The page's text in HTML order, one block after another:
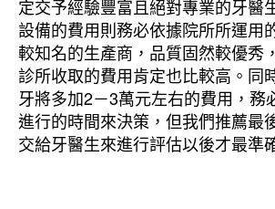
定交予經驗豐富且絕對專業的牙醫
設備的費用則務必依據院所所運用
較知名的生產商，品質固然較優秀
診所收取的費用肯定也比較高。同
牙將多加2－3萬元左右的費用，務
進行的時間來決策，但我們推薦最
交給牙醫生來進行評估以後才最準